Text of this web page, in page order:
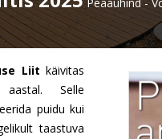
Peaauhind -
Liit käivitas
Selle
puidu kui
taastuva